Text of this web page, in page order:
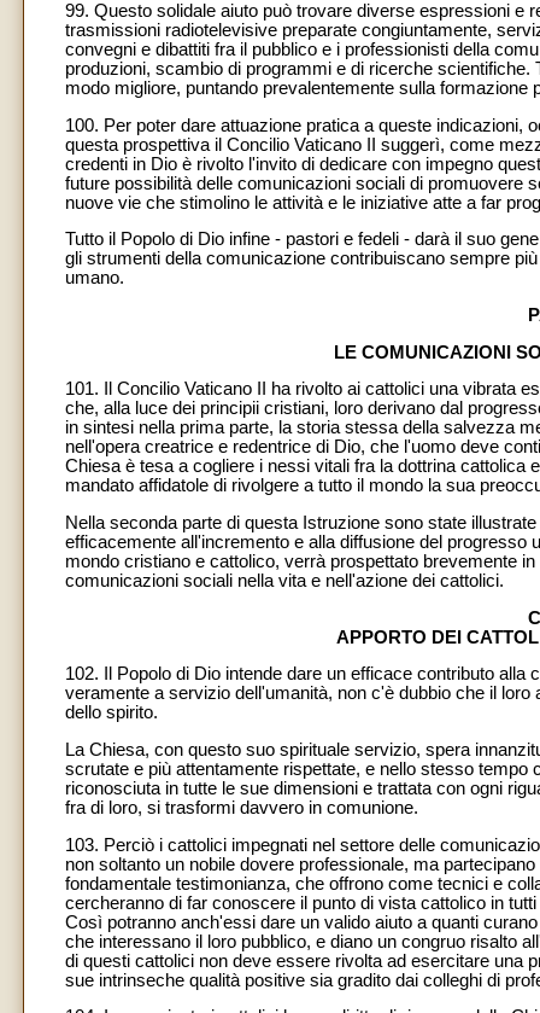
99. Questo solidale aiuto può trovare diverse espressioni e
trasmissioni radiotelevisive preparate congiuntamente,
convegni e dibattiti fra il pubblico e i professionisti della
produzioni, scambio di programmi e di ricerche
modo migliore, puntando prevalentemente sulla formazione
100. Per poter dare attuazione pratica a queste
questa prospettiva il Concilio Vaticano II suggerì, come
credenti in Dio è rivolto l'invito di dedicare con impegno
future possibilità delle comunicazioni sociali di promuovere
nuove vie che stimolino le attività e le iniziative atte a far
Tutto il Popolo di Dio infine - pastori e fedeli - darà il suo
gli strumenti della comunicazione contribuiscano sempre
umano.
LE COMUNICAZIONI
101. Il Concilio Vaticano II ha rivolto ai cattolici una vibrata
che, alla luce dei principii cristiani, loro derivano dal
in sintesi nella prima parte, la storia stessa della salvezza
nell'opera creatrice e redentrice di Dio, che l'uomo deve
Chiesa è tesa a cogliere i nessi vitali fra la dottrina
mandato affidatole di rivolgere a tutto il mondo la sua
Nella seconda parte di questa Istruzione sono state
efficacemente all'incremento e alla diffusione del
mondo cristiano e cattolico, verrà prospettato brevemente
comunicazioni sociali nella vita e nell'azione dei cattolici.
APPORTO DEI
102. Il Popolo di Dio intende dare un efficace contributo
veramente a servizio dell'umanità, non c'è dubbio che il
dello spirito.
La Chiesa, con questo suo spirituale servizio, spera
scrutate e più attentamente rispettate, e nello stesso
riconosciuta in tutte le sue dimensioni e trattata con ogni
fra di loro, si trasformi davvero in comunione.
103. Perciò i cattolici impegnati nel settore delle
non soltanto un nobile dovere professionale, ma
fondamentale testimonianza, che offrono come tecnici e
cercheranno di far conoscere il punto di vista cattolico in
Così potranno anch'essi dare un valido aiuto a quanti
che interessano il loro pubblico, e diano un congruo risalto
di questi cattolici non deve essere rivolta ad esercitare una
sue intrinseche qualità positive sia gradito dai colleghi di